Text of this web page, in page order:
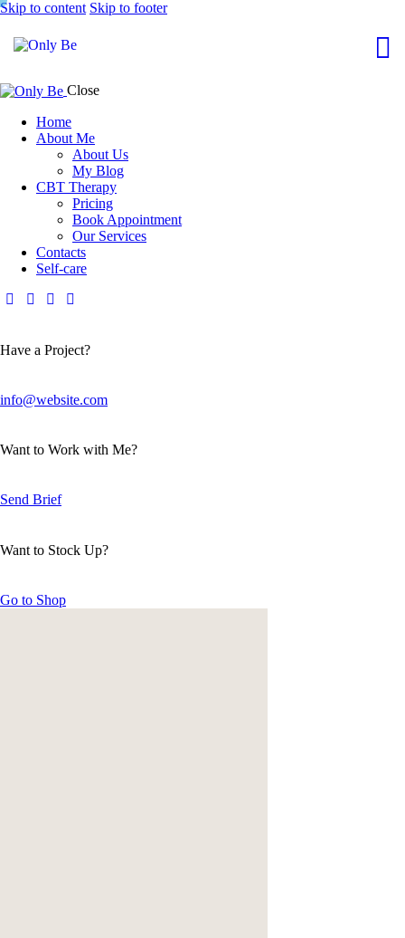
Skip to content Skip to footer
Close
Home
About Me
About Us
My Blog
CBT Therapy
Pricing
Book Appointment
Our Services
Contacts
Self-care
Have a Project?
info@website.com
Want to Work with Me?
Send Brief
Want to Stock Up?
Go to Shop